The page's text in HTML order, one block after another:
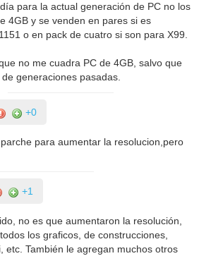
para la actual generación de PC no los
4GB y se venden en pares si es
o en pack de cuatro si son para X99.
no me cuadra PC de 4GB, salvo que
generaciones pasadas.
+0
para aumentar la resolucion,pero
+1
no es que aumentaron la resolución,
los graficos, de construcciones,
etc. También le agregan muchos otros